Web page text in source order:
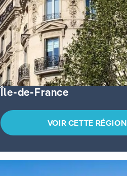
Île-de-France
VOIR CETTE RÉGION